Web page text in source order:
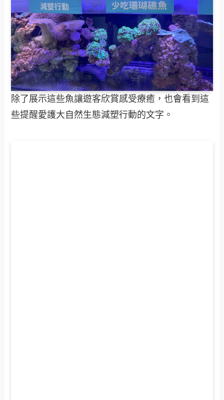
除了展示這些魚讓遊客欣賞感受療癒，也會看到這
些提醒愛護大自然生態減塑行動的文字。